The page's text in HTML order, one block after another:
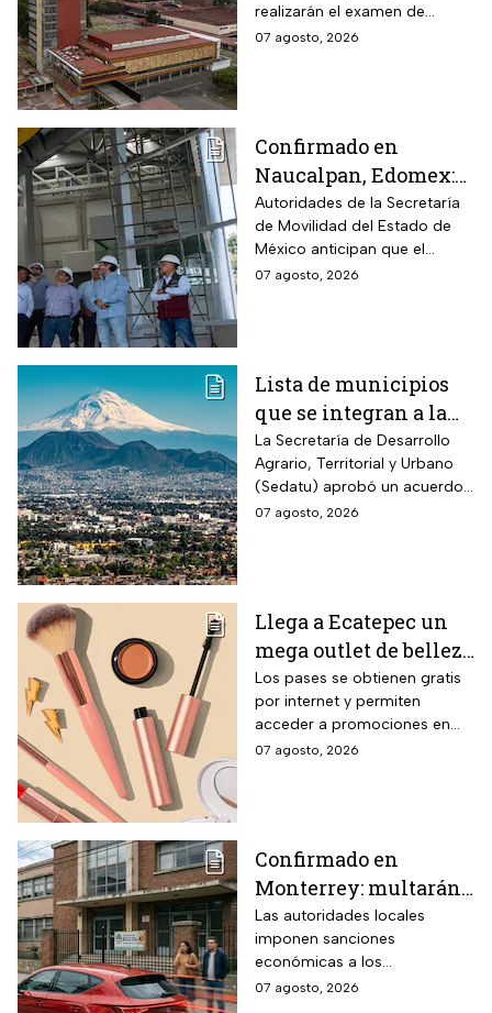
fecha, hora y sede
realizarán el examen de
control de forma presencial
07 agosto, 2026
Confirmado en
Naucalpan, Edomex:
la Línea 3 del
Mexicable llega al
71,4% de avance y
anuncian cuándo
Autoridades de la Secretaría
de Movilidad del Estado de
México anticipan que el
transporte teleférico reducirá
07 agosto, 2026
Lista de municipios
que se integran a la
Zona Metropolitana
del Valle de México
La Secretaría de Desarrollo
Agrario, Territorial y Urbano
(Sedatu) aprobó un acuerdo
para que se integren más
07 agosto, 2026
Llega a Ecatepec un
mega outlet de belleza
con entrada gratis y
descuentos de hasta el
80% durante 5 días
consecutivos en
Los pases se obtienen gratis
por internet y permiten
acceder a promociones en
maquillaje, perfumes y
07 agosto, 2026
Confirmado en
Monterrey: multarán
a conductores que
superen este límite de
velocidad en zonas
escolares
Las autoridades locales
imponen sanciones
económicas a los
automovilistas que rebasen la
07 agosto, 2026